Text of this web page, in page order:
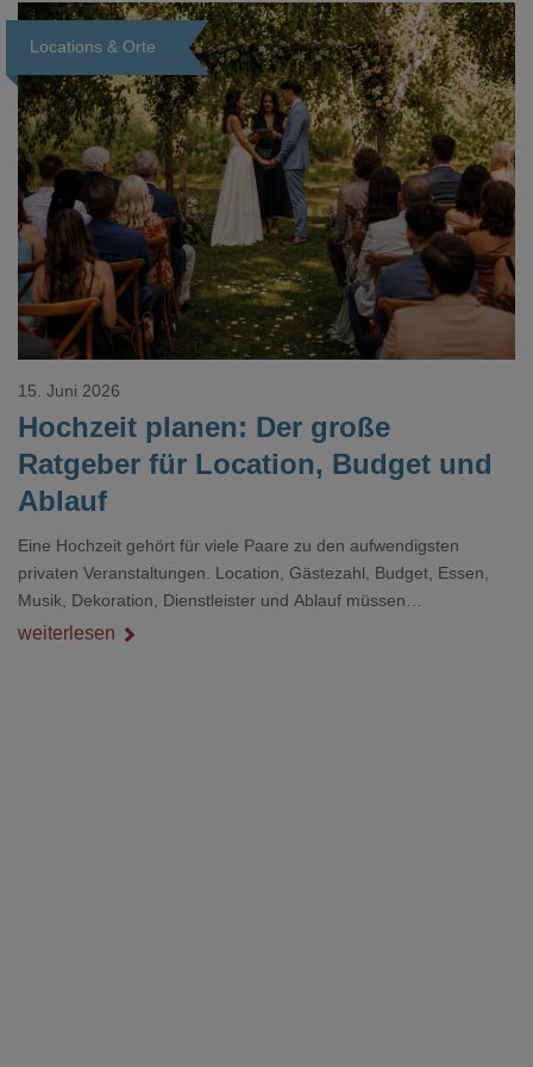
Locations & Orte
Loading...
Hochzeit planen: Der große
Ratgeber für Location, Budget und
Ablauf
15. Juni 2026
Eine Hochzeit gehört für viele Paare zu den aufwendigsten
privaten Veranstaltungen. Location, Gästezahl, Budget, Essen,
Musik, Dekoration, Dienstleister und Ablauf müssen
zusammenpassen, damit der Tag gut organisiert ist und trotzdem
weiterlesen